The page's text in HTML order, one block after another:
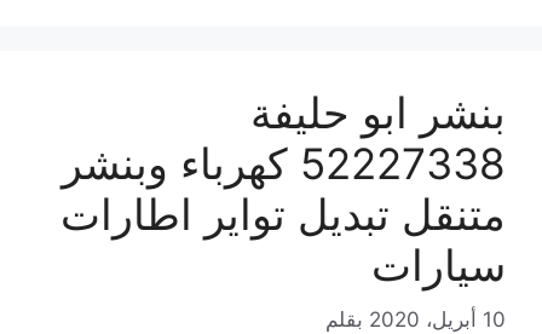
بنشر ابو حليفة
52227338 كهرباء وبنشر
متنقل تبديل تواير اطارات
سيارات
10 أبريل، 2020 بقلم